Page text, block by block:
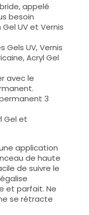
appelé
besoin
UV et Vernis
Gels UV, Vernis
Acryl Gel
avec le
3
Gel et
application
de haute
de suivre le
et parfait. Ne
se rétracte